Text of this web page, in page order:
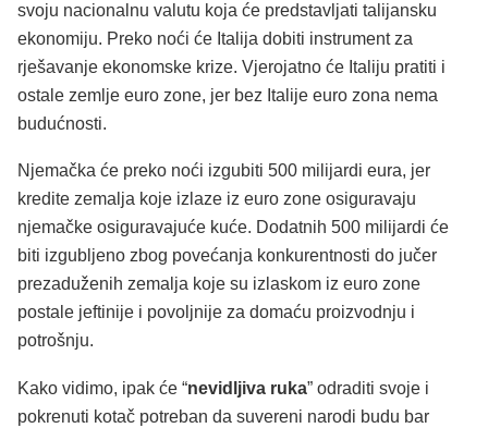
svoju nacionalnu valutu koja će predstavljati talijansku
ekonomiju. Preko noći će Italija dobiti instrument za
rješavanje ekonomske krize. Vjerojatno će Italiju pratiti i
ostale zemlje euro zone, jer bez Italije euro zona nema
budućnosti.
Njemačka će preko noći izgubiti 500 milijardi eura, jer
kredite zemalja koje izlaze iz euro zone osiguravaju
njemačke osiguravajuće kuće. Dodatnih 500 milijardi će
biti izgubljeno zbog povećanja konkurentnosti do jučer
prezaduženih zemalja koje su izlaskom iz euro zone
postale jeftinije i povoljnije za domaću proizvodnju i
potrošnju.
Kako vidimo, ipak će “nevidljiva ruka” odraditi svoje i
pokrenuti kotač potreban da suvereni narodi budu bar